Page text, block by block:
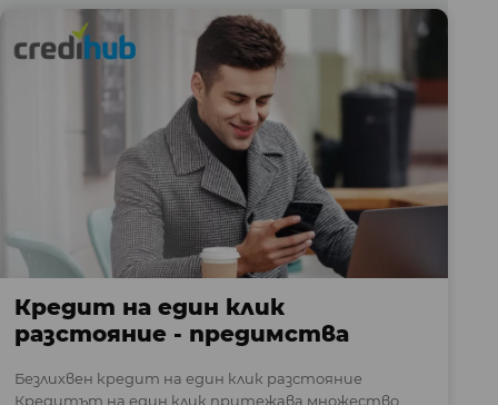
Кредит на един клик
разстояние - предимства
Безлихвен кредит на един клик разстояние
Кредитът на един клик притежава множество